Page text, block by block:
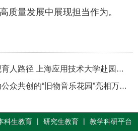
质量发展中展现担当作为。
径 上海应用技术大学赴园林学院开展专题调研
共创的“旧物音乐花园”亮相万人徒步嘉年华
科生教育 | 研究生教育 | 教学科研平台